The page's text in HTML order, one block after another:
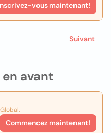
avant
Commencez maintenant!
vous maintenant!
Suivant